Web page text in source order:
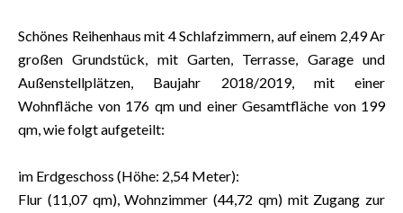
Schönes Reihenhaus mit 4 Schlafzimmern, auf einem 2,49 Ar
großen Grundstück, mit Garten, Terrasse, Garage und
Außenstellplätzen, Baujahr 2018/2019, mit einer
Wohnfläche von 176 qm und einer Gesamtfläche von 199
qm, wie folgt aufgeteilt:
im Erdgeschoss (Höhe: 2,54 Meter):
Flur (11,07 qm), Wohnzimmer (44,72 qm) mit Zugang zur